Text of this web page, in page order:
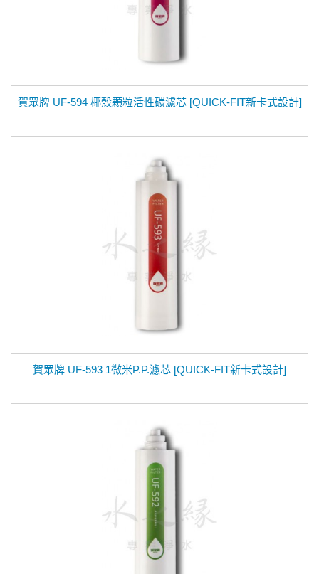
賀眾牌 UF-594 椰殼顆粒活性碳濾芯 [QUICK-FIT新卡式設計]
賀眾牌 UF-593 1微米P.P.濾芯 [QUICK-FIT新卡式設計]